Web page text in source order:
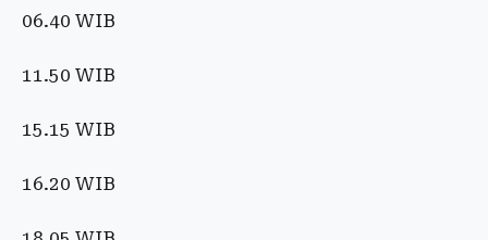
06.40 WIB
11.50 WIB
15.15 WIB
16.20 WIB